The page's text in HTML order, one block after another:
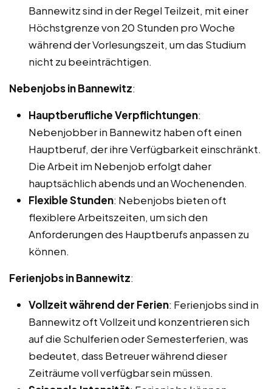
Bannewitz sind in der Regel Teilzeit, mit einer
Höchstgrenze von 20 Stunden pro Woche
während der Vorlesungszeit, um das Studium
nicht zu beeinträchtigen.
Nebenjobs in Bannewitz:
Hauptberufliche Verpflichtungen:
Nebenjobber in Bannewitz haben oft einen
Hauptberuf, der ihre Verfügbarkeit einschränkt.
Die Arbeit im Nebenjob erfolgt daher
hauptsächlich abends und an Wochenenden.
Flexible Stunden: Nebenjobs bieten oft
flexiblere Arbeitszeiten, um sich den
Anforderungen des Hauptberufs anpassen zu
können.
Ferienjobs in Bannewitz:
Vollzeit während der Ferien: Ferienjobs sind in
Bannewitz oft Vollzeit und konzentrieren sich
auf die Schulferien oder Semesterferien, was
bedeutet, dass Betreuer während dieser
Zeiträume voll verfügbar sein müssen.